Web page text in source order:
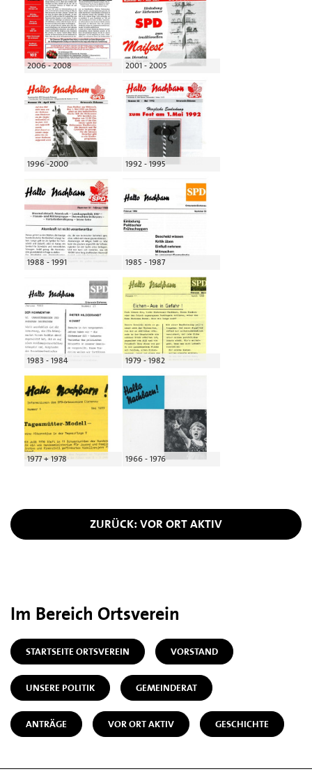
2006 - 2008 2001 - 2005
1996 -2000 1992 - 1995
1988 - 1991 1985 - 1987
1983 - 1984 1979 - 1982
1977 + 1978 1966 - 1976
ZURÜCK: VOR ORT AKTIV
Im Bereich Ortsverein
STARTSEITE ORTSVEREIN VORSTAND
UNSERE POLITIK GEMEINDERAT
ANTRÄGE VOR ORT AKTIV GESCHICHTE